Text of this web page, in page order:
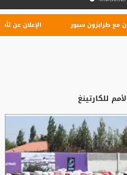
سبور الإعلان عن تأسيس
للكارتينغ